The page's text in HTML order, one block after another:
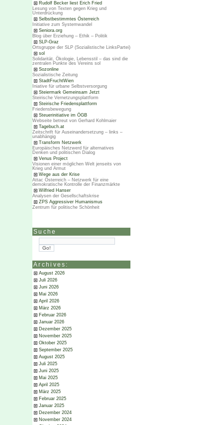
Rudolf Becker liest Erich Fried
Lesung von Texten gegen Krieg und
Unterdrückung
Selbstbestimmtes Österreich
Initiative zum Systemwandel
Seniora.org
Blog über Erziehung – Ethik – Politik
SLP-Graz
Ortsgruppe der SLP (Sozialistische LinksPartei)
sol
Solidarität, Ökologie, Lebensstil – das sind die
zentralen Punkte des Vereins sol
Sozonline
Sozialistische Zeitung
StadtFruchtWien
Iniative für urbane Selbstversorgung
Steiermark Gemeinsam Jetzt
Steirische Vernetzungsplattform
Steirische Friedensplattform
Friedensbewegung
Steuerinitiative im ÖGB
Webseite betreut von Gerhard Kohlmaier
Tagebuch.at
Zeitschrift für Auseinandersetzung – links –
unabhängig
Transform Netzwerk
Europäisches Netzwerd für alternatives
Denken und politischen Dialog
Venus Project
Visionen einer möglichen Welt jenseits von
Krieg und Armut
Wege aus der Krise
Attac Österreich – Netzwerk für eine
demokratische Kontrolle der Finanzmärkte
Wilfried Hanser
Analysen der Gesellschaftskrise
ZPS Aggressiver Humanismus
Zentrum für politische Schönheit
Suche
Archives:
August 2026
Juli 2026
Juni 2026
Mai 2026
April 2026
März 2026
Februar 2026
Januar 2026
Dezember 2025
November 2025
Oktober 2025
September 2025
August 2025
Juli 2025
Juni 2025
Mai 2025
April 2025
März 2025
Februar 2025
Januar 2025
Dezember 2024
November 2024